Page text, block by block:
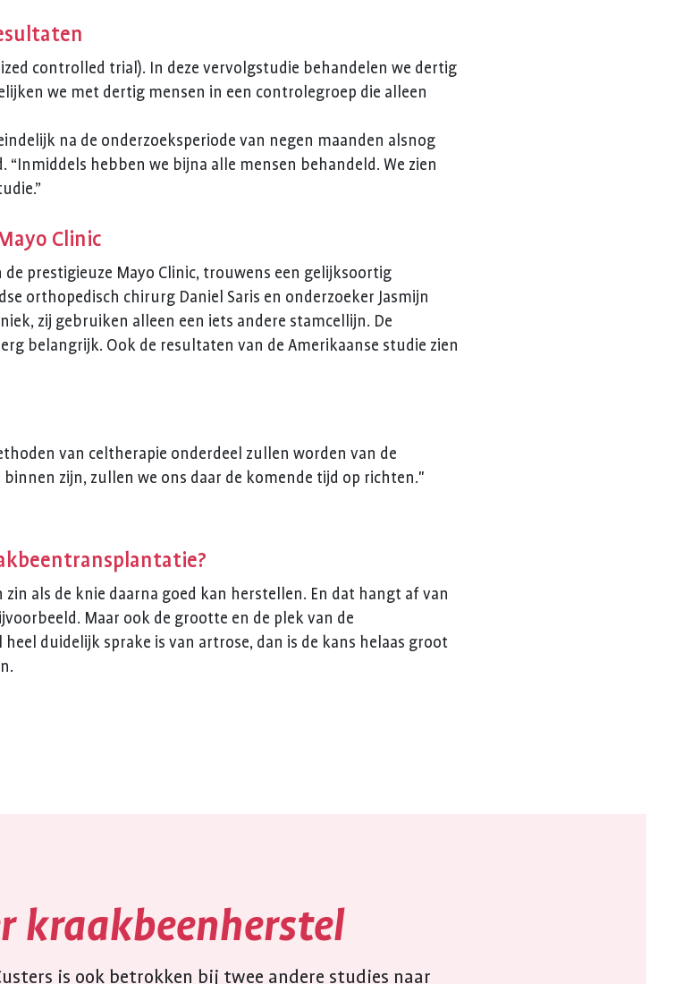
controlled trial). In deze vervolgstudie behandelen we dertig
we met dertig mensen in een controlegroep die alleen
na de onderzoeksperiode van negen maanden alsnog
“Inmiddels hebben we bijna alle mensen behandeld. We zien
Clinic
prestigieuze Mayo Clinic, trouwens een gelijksoortig
orthopedisch chirurg Daniel Saris en onderzoeker Jasmijn
zij gebruiken alleen een iets andere stamcellijn. De
belangrijk. Ook de resultaten van de Amerikaanse studie zien
van celtherapie onderdeel zullen worden van de
zijn, zullen we ons daar de komende tijd op richten."
als de knie daarna goed kan herstellen. En dat hangt af van
Maar ook de grootte en de plek van de
duidelijk sprake is van artrose, dan is de kans helaas groot
kraakbeenherstel
is ook betrokken bij twee andere studies naar